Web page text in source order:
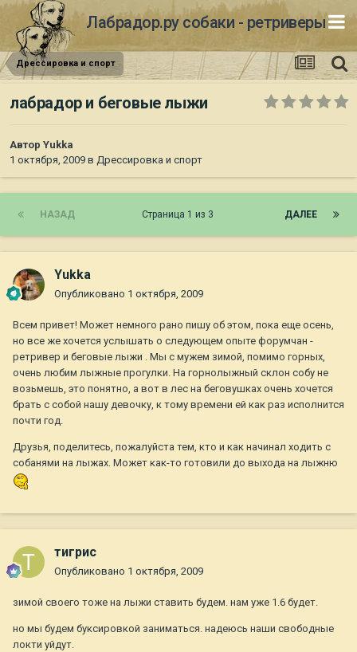
Лабрадор.ру собаки - ретриверы
Дрессировка и спорт
лабрадор и беговые лыжи
Автор Yukka
1 октября, 2009 в Дрессировка и спорт
НАЗАД ДАЛЕЕ
Страница 1 из 3
Yukka
Опубликовано 1 октября, 2009
Всем привет! Может немного рано пишу об этом, пока еще осень,
но все же хочется услышать о следующем опыте форумчан -
ретривер и беговые лыжи . Мы с мужем зимой, помимо горных,
очень любим лыжные прогулки. На горнолыжный склон собу не
возьмешь, это понятно, а вот в лес на беговушках очень хочется
брать с собой нашу девочку, к тому времени ей как раз исполнится
почти год.
Друзья, поделитесь, пожалуйста тем, кто и как начинал ходить с
собанями на лыжах. Может как-то готовили до выхода на лыжню
тигрис
Опубликовано 1 октября, 2009
зимой своего тоже на лыжи ставить будем. нам уже 1.6 будет.
но мы будем буксировкой заниматься. надеюсь наши свободные
локти уйдут.